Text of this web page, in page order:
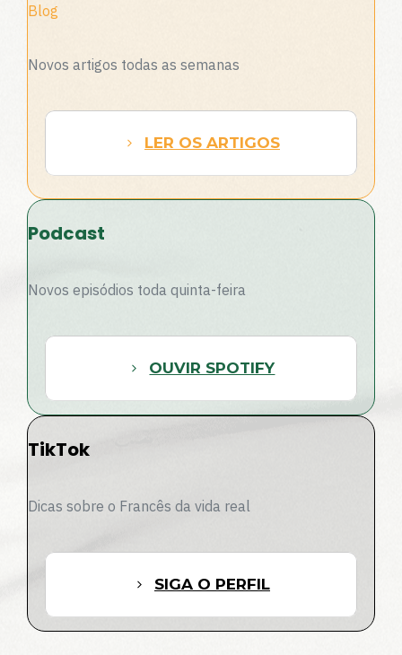
Blog
Novos artigos todas as semanas
LER OS ARTIGOS
Podcast
Novos episódios toda quinta-feira
OUVIR SPOTIFY
TikTok
Dicas sobre o Francês da vida real
SIGA O PERFIL